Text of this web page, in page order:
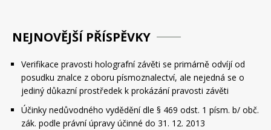
NEJNOVĚJŠÍ PŘÍSPĚVKY
Verifikace pravosti holografní závěti se primárně odvíjí od
posudku znalce z oboru písmoznalectví, ale nejedná se o
jediný důkazní prostředek k prokázání pravosti závěti
Účinky nedůvodného vydědění dle § 469 odst. 1 písm. b/ obč.
zák. podle právní úpravy účinné do 31. 12. 2013